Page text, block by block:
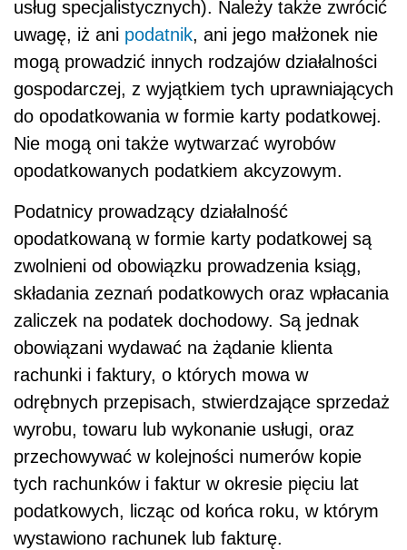
usług specjalistycznych). Należy także zwrócić
uwagę, iż ani podatnik, ani jego małżonek nie
mogą prowadzić innych rodzajów działalności
gospodarczej, z wyjątkiem tych uprawniających
do opodatkowania w formie karty podatkowej.
Nie mogą oni także wytwarzać wyrobów
opodatkowanych podatkiem akcyzowym.
Podatnicy prowadzący działalność
opodatkowaną w formie karty podatkowej są
zwolnieni od obowiązku prowadzenia ksiąg,
składania zeznań podatkowych oraz wpłacania
zaliczek na podatek dochodowy. Są jednak
obowiązani wydawać na żądanie klienta
rachunki i faktury, o których mowa w
odrębnych przepisach, stwierdzające sprzedaż
wyrobu, towaru lub wykonanie usługi, oraz
przechowywać w kolejności numerów kopie
tych rachunków i faktur w okresie pięciu lat
podatkowych, licząc od końca roku, w którym
wystawiono rachunek lub fakturę.